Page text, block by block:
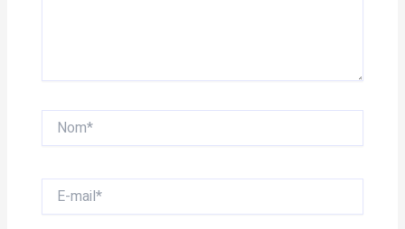
Nom*
mail*